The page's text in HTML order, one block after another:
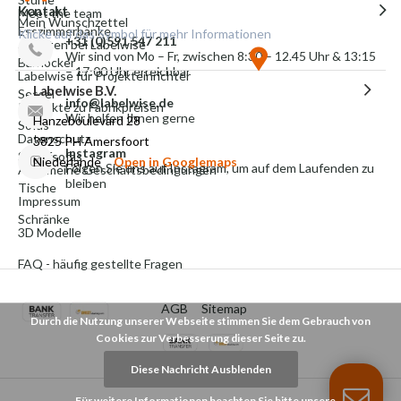
Klicke auf das Symbol für mehr Informationen
Meet the team
Arbeiten bei Labelwise
Labelwise für Projekteinrichter
Produkte zu Fabrikpreisen
Datenschutz
Allgemeine Geschäftsbedingungen
Impressum
3D Modelle
FAQ - häufig gestellte Fragen
Mein Wunschzettel
Esszimmerbänke
Barhocker
Sessel
Sofas
Schlafsofas
Tische
Schränke
Kontakt
+31 (0)591 547 211
Wir sind von Mo – Fr, zwischen 8:30 – 12.45 Uhr & 13:15
– 17:00 Uhr erreichbar
info@labelwise.de
Wir helfen Ihnen gerne
Instagram
Folgen Sie uns auf Instagram, um auf dem Laufenden zu
bleiben
Labelwise B.V.
Hanzeboulevard 28
3825 PH Amersfoort
Niederlande
Open in Googlemaps
AGB Sitemap
Durch die Nutzung unserer Webseite stimmen Sie dem Gebrauch von
Cookies zur Verbesserung dieser Seite zu.
Diese Nachricht Ausblenden